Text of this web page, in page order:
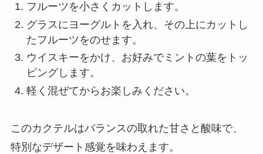
フルーツを小さくカットします。
グラスにヨーグルトを入れ、その上にカットし
たフルーツをのせます。
ウイスキーをかけ、お好みでミントの葉をトッ
ピングします。
軽く混ぜてからお楽しみください。
このカクテルはバランスの取れた甘さと酸味で、
特別なデザート感覚を味わえます。